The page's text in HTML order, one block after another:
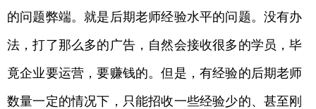
的问题弊端。就是后期老师经验水平的问题。没有办
法，打了那么多的广告，自然会接收很多的学员，毕
竟企业要运营，要赚钱的。但是，有经验的后期老师
数量一定的情况下，只能招收一些经验少的、甚至刚